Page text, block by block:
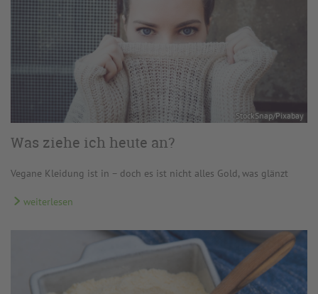
StockSnap/Pixabay
Was ziehe ich heute an?
Vegane Kleidung ist in – doch es ist nicht alles Gold, was glänzt
weiterlesen